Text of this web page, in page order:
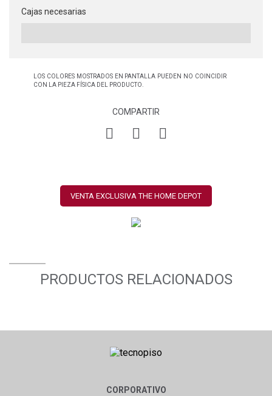
Cajas necesarias
LOS COLORES MOSTRADOS EN PANTALLA PUEDEN NO COINCIDIR
CON LA PIEZA FÍSICA DEL PRODUCTO.
COMPARTIR
VENTA EXCLUSIVA THE HOME DEPOT
PRODUCTOS RELACIONADOS
CORPORATIVO